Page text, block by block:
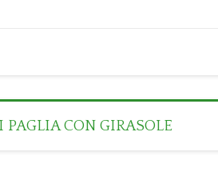
PAGLIA CON GIRASOLE